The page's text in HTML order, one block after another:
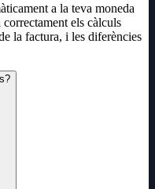
a la teva moneda
els càlculs
la factura, i les diferències